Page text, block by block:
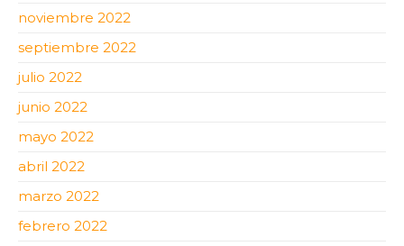
noviembre 2022
septiembre 2022
julio 2022
junio 2022
mayo 2022
abril 2022
marzo 2022
febrero 2022